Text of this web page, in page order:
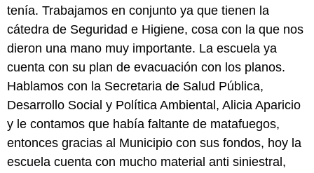
tenía. Trabajamos en conjunto ya que tienen la
cátedra de Seguridad e Higiene, cosa con la que nos
dieron una mano muy importante. La escuela ya
cuenta con su plan de evacuación con los planos.
Hablamos con la Secretaria de Salud Pública,
Desarrollo Social y Política Ambiental, Alicia Aparicio
y le contamos que había faltante de matafuegos,
entonces gracias al Municipio con sus fondos, hoy la
escuela cuenta con mucho material anti siniestral,